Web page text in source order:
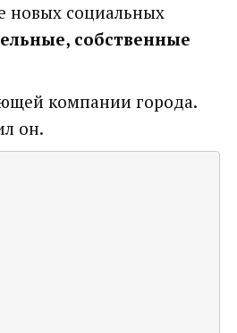
новых социальных
собственные
компании города.
он.